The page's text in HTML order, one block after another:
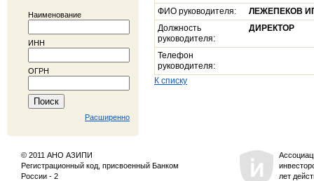
Наименование
ИНН
ОГРН
Расширенно
ФИО руководителя:
ЛЕЖЕПЕКОВ
Должность
руководителя:
ДИРЕКТОР
Телефон
руководителя:
К списку
© 2011 АНО АЗИПИ
Регистрационный код, присвоенный Банком
России - 2
лет